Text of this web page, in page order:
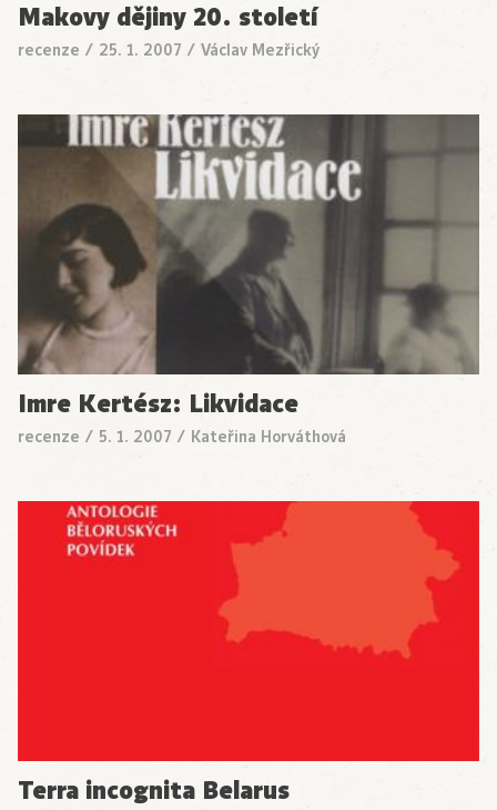
Makovy dějiny 20. století
recenze / 25. 1. 2007 / Václav Mezřický
Imre Kertész: Likvidace
recenze / 5. 1. 2007 / Kateřina Horváthová
Terra incognita Belarus